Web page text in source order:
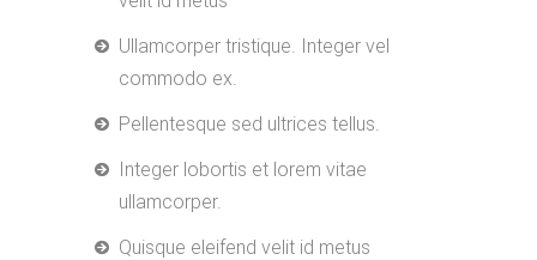
Ullamcorper tristique. Integer vel
commodo ex.
Pellentesque sed ultrices tellus.
Integer lobortis et lorem vitae
ullamcorper.
Quisque eleifend velit id metus